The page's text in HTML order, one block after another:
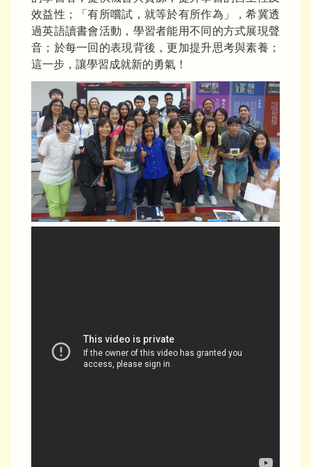
效益性；「有所嚐試，就等於有所作為」，希冀透
過英語讀書會活動，學習者能用不同的方式展現聲
音；於每一回的表現背後，更加提升思考與素養；
這一步，讓學習成就新的勇氣！